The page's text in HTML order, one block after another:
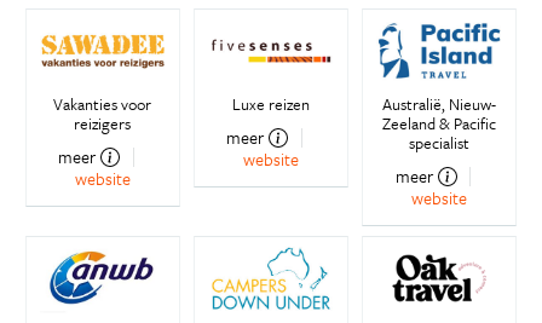
Vakanties voor
reizigers
meer
website
Luxe reizen
meer
website
Australië, Nieuw-
Zeeland & Pacific
specialist
meer
website